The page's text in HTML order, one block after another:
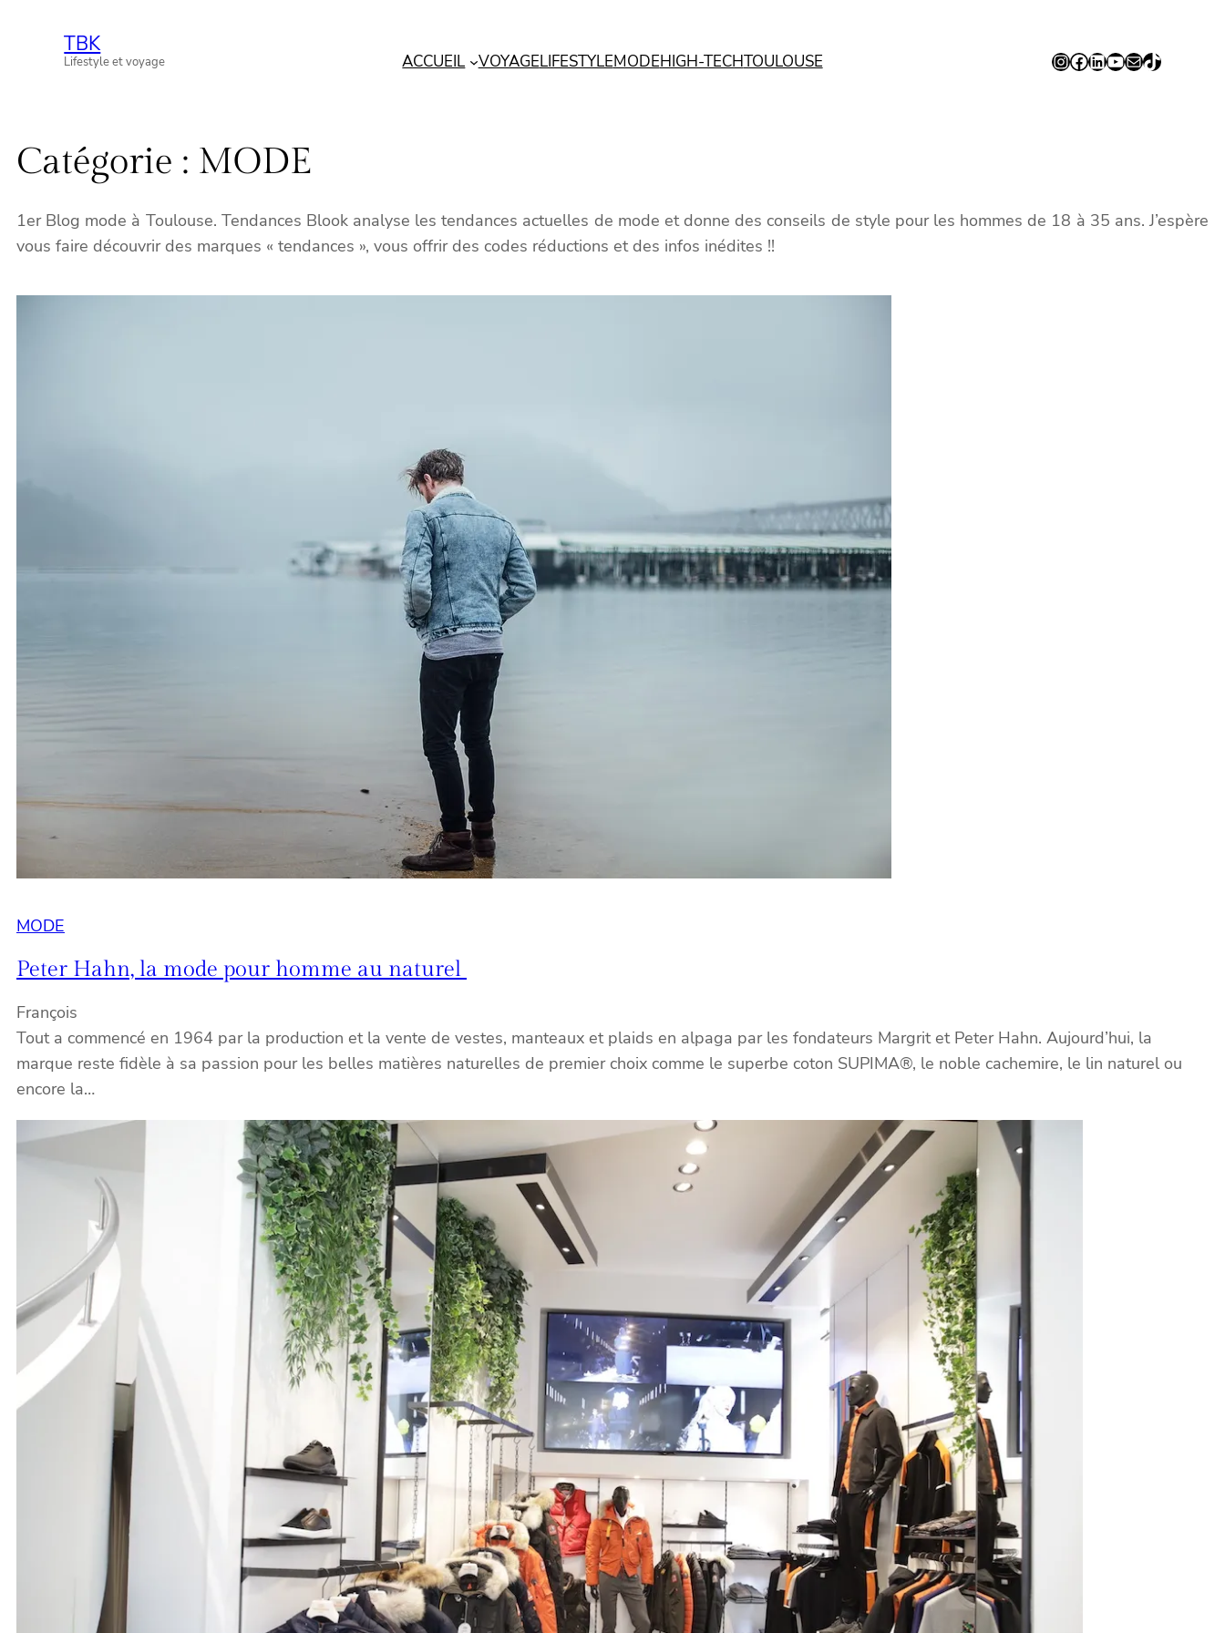
contenu
TBK
Lifestyle et voyage ACCUEIL VOYAGELIFESTYLEMODEHIGH-TECHTOULOUSE InstagramFacebook LinkedIn YouTube E-mail TikTok
Catégorie : MODE
1er Blog mode à Toulouse. Tendances Blook analyse les tendances actuelles de mode et donne des conseils de style pour les hommes de 18 à 35 ans. J’espère
vous faire découvrir des marques « tendances », vous offrir des codes réductions et des infos inédites !!
MODE
Peter Hahn, la mode pour homme au naturel
François
Tout a commencé en 1964 par la production et la vente de vestes, manteaux et plaids en alpaga par les fondateurs Margrit et Peter Hahn. Aujourd’hui, la
marque reste fidèle à sa passion pour les belles matières naturelles de premier choix comme le superbe coton SUPIMA®, le noble cachemire, le lin naturel ou
encore la…